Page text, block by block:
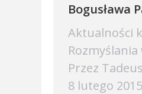
Bogusława
Aktualności
Przez
8 lutego 2015